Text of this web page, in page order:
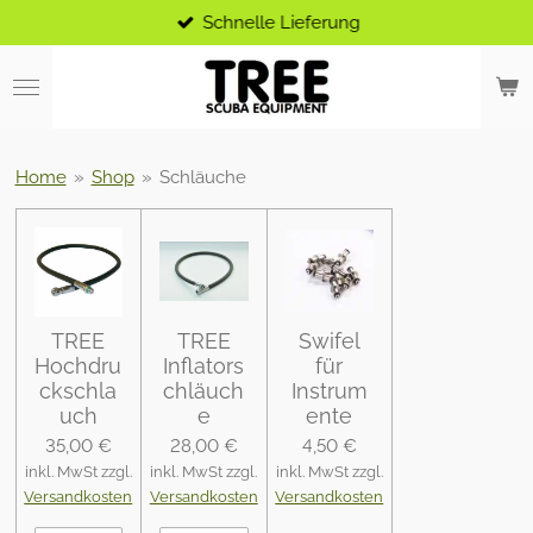
Hauptinhalt
springen
Schnelle Lieferung
Home » Shop » Schläuche
TREE
Hochdru
ckschla
uch
35,00 €
inkl. MwSt zzgl.
Versandkosten
TREE
Inflators
chläuch
e
28,00 €
inkl. MwSt zzgl.
Versandkosten
Swifel
für
Instrum
ente
4,50 €
inkl. MwSt zzgl.
Versandkosten